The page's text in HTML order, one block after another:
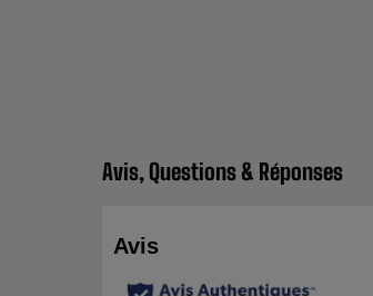
Avis, Questions & Réponses